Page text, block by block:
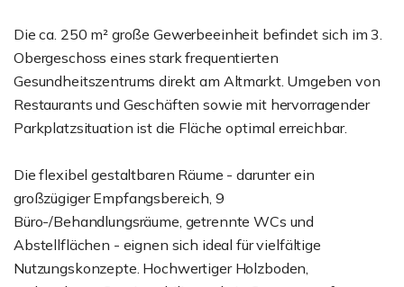
Die ca. 250 m² große Gewerbeeinheit befindet sich im 3.
Obergeschoss eines stark frequentierten
Gesundheitszentrums direkt am Altmarkt. Umgeben von
Restaurants und Geschäften sowie mit hervorragender
Parkplatzsituation ist die Fläche optimal erreichbar.
Die flexibel gestaltbaren Räume - darunter ein
großzügiger Empfangsbereich, 9
Büro-/Behandlungsräume, getrennte WCs und
Abstellflächen - eignen sich ideal für vielfältige
Nutzungskonzepte. Hochwertiger Holzboden,